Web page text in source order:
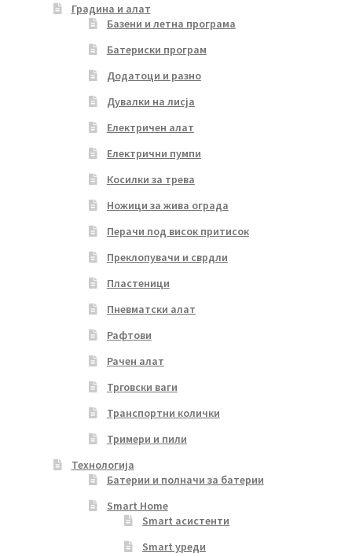
Градина и алат
Базени и летна програма
Батериски програм
Додатоци и разно
Дувалки на лисја
Електричен алат
Електрични пумпи
Косилки за трева
Ножици за жива ограда
Перачи под висок притисок
Преклопувачи и сврдли
Пластеници
Пневматски алат
Рафтови
Рачен алат
Трговски ваги
Транспортни колички
Тримери и пили
Технологија
Батерии и полначи за батерии
Smart Home
Smart асистенти
Smart уреди